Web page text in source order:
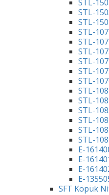
STL-
STL-
STL-
STL-
STL-
STL-
STL-
STL-
STL-
STL-
STL-
STL-
STL-
STL-
STL-
E-
E-
E-
E-
SFT Köpük